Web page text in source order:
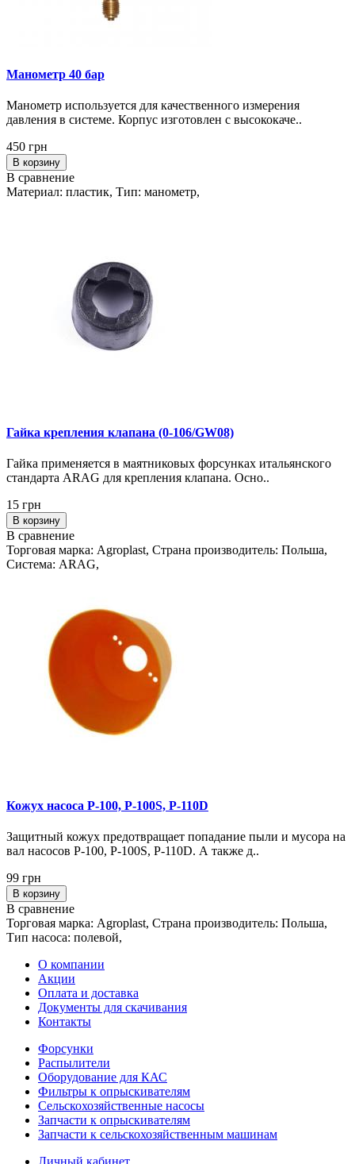
Манометр 40 бар
Манометр используется для качественного измерения
давления в системе. Корпус изготовлен с высококаче..
450 грн
В корзину
В сравнение
Материал: пластик, Тип: манометр,
Гайка крепления клапана (0-106/GW08)
Гайка применяется в маятниковых форсунках итальянского
стандарта ARAG для крепления клапана. Осно..
15 грн
В корзину
В сравнение
Торговая марка: Agroplast, Страна производитель: Польша,
Система: ARAG,
Кожух насоса P-100, P-100S, P-110D
Защитный кожух предотвращает попадание пыли и мусора на
вал насосов P-100, P-100S, P-110D. А также д..
99 грн
В корзину
В сравнение
Торговая марка: Agroplast, Страна производитель: Польша,
Тип насоса: полевой,
О компании
Акции
Оплата и доставка
Документы для скачивания
Контакты
Форсунки
Распылители
Оборудование для КАС
Фильтры к опрыскивателям
Сельскохозяйственные насосы
Запчасти к опрыскивателям
Запчасти к сельскохозяйственным машинам
Личный кабинет